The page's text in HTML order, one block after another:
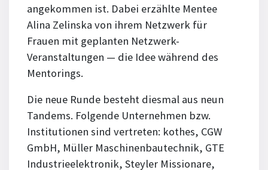
angekommen ist. Dabei erzählte Mentee
Alina Zelinska von ihrem Netzwerk für
Frauen mit geplanten Netzwerk-
Veranstaltungen — die Idee während des
Mentorings.
Die neue Runde besteht diesmal aus neun
Tandems. Folgende Unternehmen bzw.
Institutionen sind vertreten: kothes, CGW
GmbH, Müller Maschinenbautechnik, GTE
Industrieelektronik, Steyler Missionare,